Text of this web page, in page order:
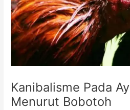
Kanibalisme Pada
Menurut Bobotoh